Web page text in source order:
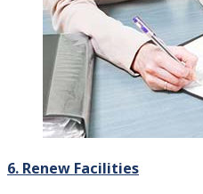
6. Renew Facilities